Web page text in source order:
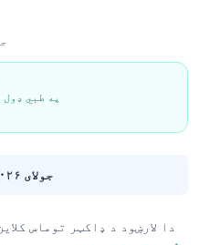
🩺 په طبي
۷ جولای ۲۰۲۶
دا لارښود د ډاکټر توماس